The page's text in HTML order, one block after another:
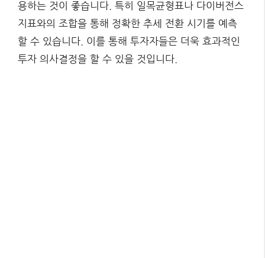
용하는 것이 좋습니다. 특히 일목균형표나 다이버전스
지표와의 조합을 통해 정확한 추세 전환 시기를 예측
할 수 있습니다. 이를 통해 투자자들은 더욱 효과적인
투자 의사결정을 할 수 있을 것입니다.